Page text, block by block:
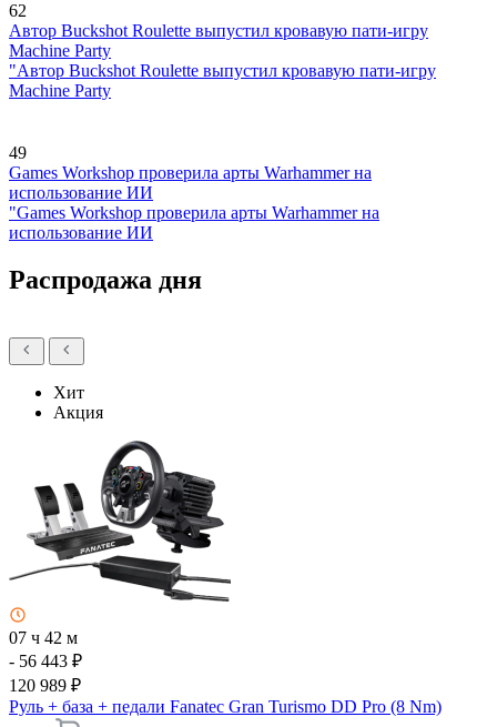
62
Автор Buckshot Roulette выпустил кровавую пати-игру
Machine Party
"Автор Buckshot Roulette выпустил кровавую пати-игру
Machine Party
49
Games Workshop проверила арты Warhammer на
использование ИИ
"Games Workshop проверила арты Warhammer на
использование ИИ
Распродажа дня
Хит
Акция
07 ч 42 м
- 56 443 ₽
120 989 ₽
Руль + база + педали Fanatec Gran Turismo DD Pro (8 Nm)